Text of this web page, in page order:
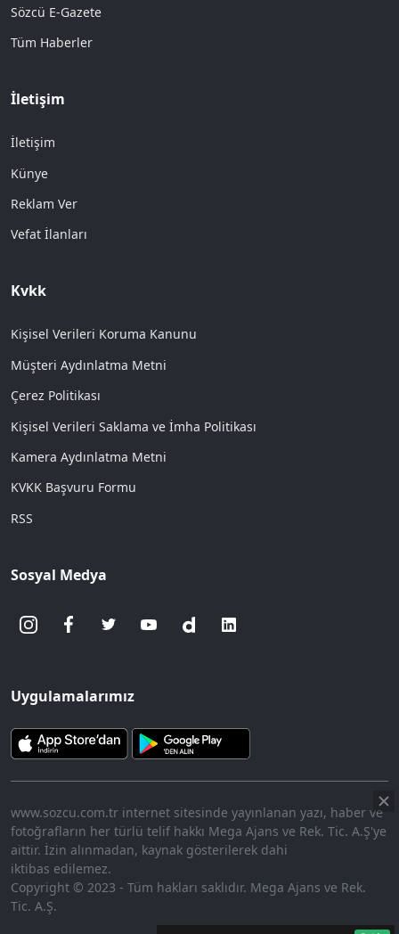
Aç
10.45%
Sözcü E-Gazete
Tüm Haberler
İletişim
İletişim
Künye
Reklam Ver
Vefat İlanları
Kvkk
Kişisel Verileri Koruma Kanunu
Müşteri Aydınlatma Metni
Çerez Politikası
Kişisel Verileri Saklama ve İmha Politikası
Kamera Aydınlatma Metni
KVKK Başvuru Formu
RSS
Sosyal Medya
Uygulamalarımız
www.sozcu.com.tr internet sitesinde yayınlanan yazı, haber ve
fotoğrafların her türlü telif hakkı Mega Ajans ve Rek. Tic. A.Ş'ye
aittir. İzin alınmadan, kaynak gösterilerek dahi
iktibas edilemez.
Copyright © 2023 - Tüm hakları saklıdır. Mega Ajans ve Rek.
Tic. A.Ş.